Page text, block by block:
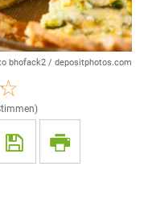
bhofack2 / depositphotos.com